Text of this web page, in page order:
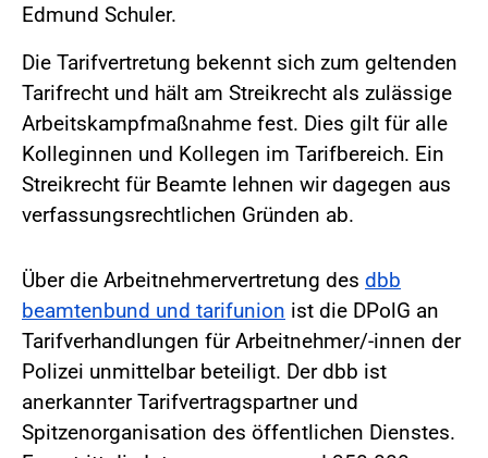
Edmund Schuler.
Die Tarifvertretung bekennt sich zum geltenden
Tarifrecht und hält am Streikrecht als zulässige
Arbeitskampfmaßnahme fest. Dies gilt für alle
Kolleginnen und Kollegen im Tarifbereich. Ein
Streikrecht für Beamte lehnen wir dagegen aus
verfassungsrechtlichen Gründen ab.
Über die Arbeitnehmervertretung des dbb
beamtenbund und tarifunion ist die DPolG an
Tarifverhandlungen für Arbeitnehmer/-innen der
Polizei unmittelbar beteiligt. Der dbb ist
anerkannter Tarifvertragspartner und
Spitzenorganisation des öffentlichen Dienstes.